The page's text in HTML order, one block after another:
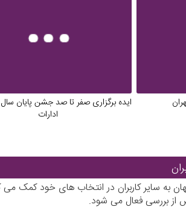
ایده برگزاری صفر تا صد جشن پایان
ادارات
به سایر کاربران در انتخاب های خود کمک می
از بررسی فعال می شود.